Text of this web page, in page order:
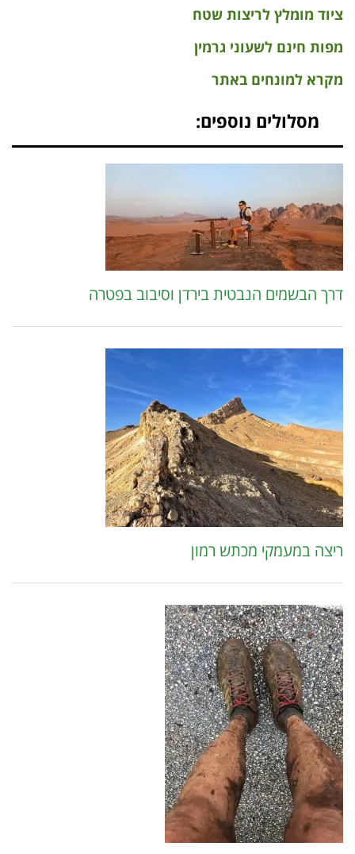
ציוד מומלץ לריצות שטח
מפות חינם לשעוני גרמין
מקרא למונחים באתר
מסלולים נוספים:
דרך הבשמים הנבטית בירדן וסיבוב בפטרה
ריצה במעמקי מכתש רמון